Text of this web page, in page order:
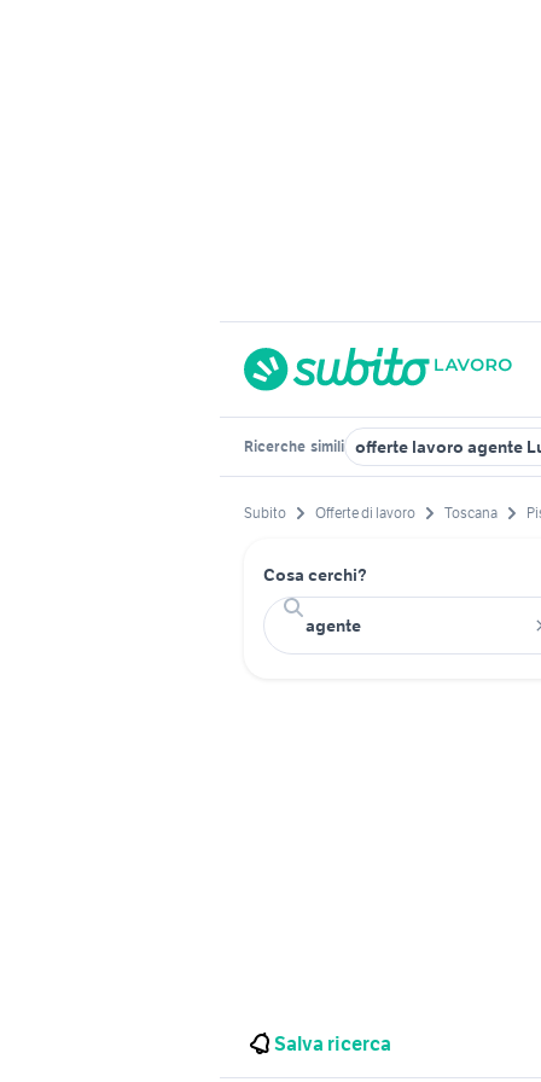
Ricerche simili offerte lavoro agente
Subito Offerte di lavoro Toscana
Cosa cerchi?
Salva ricerca